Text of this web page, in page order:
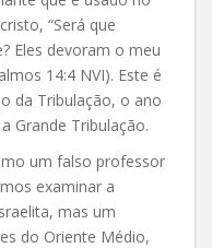
“Será que
Eles devoram o meu
14:4 NVI). Este é
da Tribulação, o ano
Grande Tribulação.
um falso professor
examinar a
mas um
do Oriente Médio,